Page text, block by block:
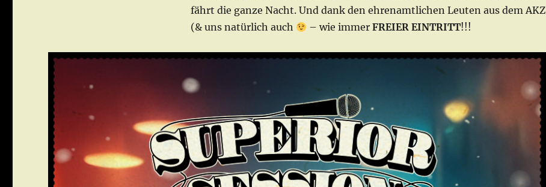
fährt die ganze Nacht. Und dank den ehrenamtlichen Leuten aus dem AKZ
(& uns natürlich auch
– wie immerFREIER EINTRITT!!!